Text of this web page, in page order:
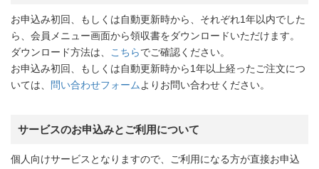
お申込み初回、もしくは自動更新時から、それぞれ1年以内でした
ら、会員メニュー画面から領収書をダウンロードいただけます。
ダウンロード方法は、
こちらでご確認ください。
お申込み初回、もしくは自動更新時から1年以上経ったご注文につ
いては、
問い合わせフォーム よりお問い合わせください。
サービスのお申込みとご利用について
個人向けサービスとなりますので、ご利用になる方が直接お申込